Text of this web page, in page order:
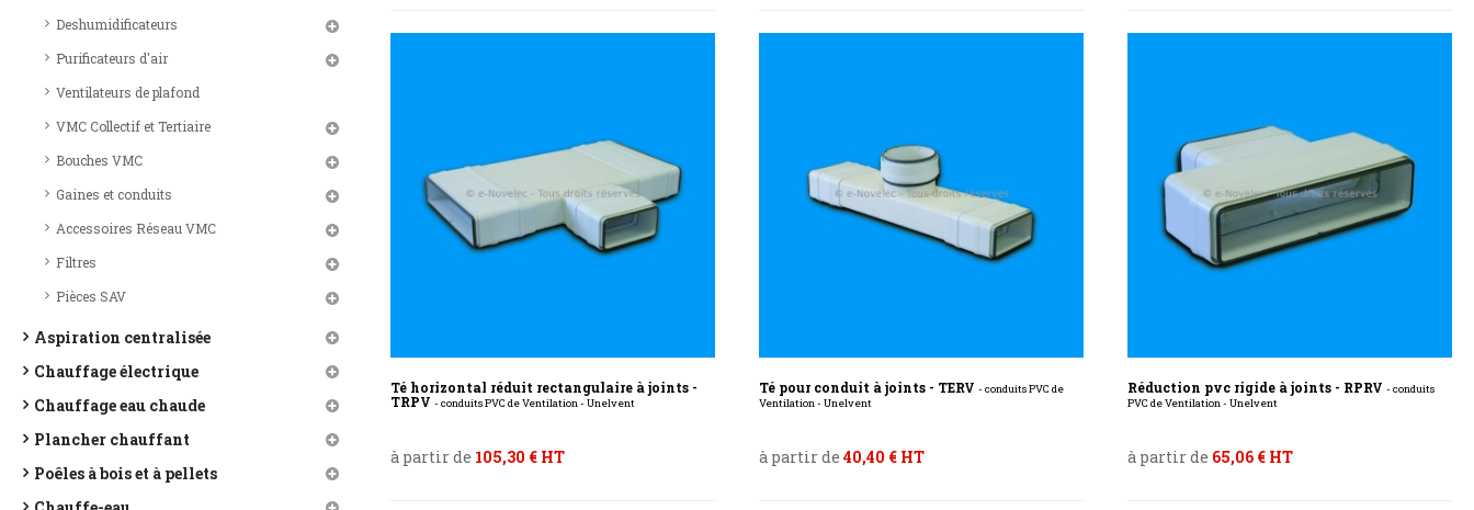
Deshumidificateurs
Purificateurs d'air
Ventilateurs de plafond
VMC Collectif et Tertiaire
Bouches VMC
Gaines et conduits
Accessoires Réseau VMC
Filtres
Pièces SAV
Aspiration centralisée
Chauffage électrique
Chauffage eau chaude
Plancher chauffant
Poêles à bois et à pellets
Té horizontal réduit rectangulaire à joints -
TRPV - conduits PVC de Ventilation - Unelvent
à partir de 105,30 € HT
Té pour conduit à joints - TERV - conduits PVC de
Ventilation - Unelvent
à partir de 40,40 € HT
Réduction pvc rigide à joints - RPRV - conduits
PVC de Ventilation - Unelvent
à partir de 65,06 € HT